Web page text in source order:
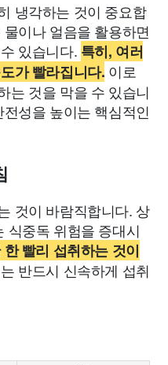
냉각하는 것이 중요합
이나 얼음을 활용하면
있습니다. 특히, 여러
가 빨라집니다. 이로
는 것을 막을 수 있습니
성을 높이는 핵심적인
것이 바람직합니다. 상
식중독 위험을 증대시
빨리 섭취하는 것이
반드시 신속하게 섭취